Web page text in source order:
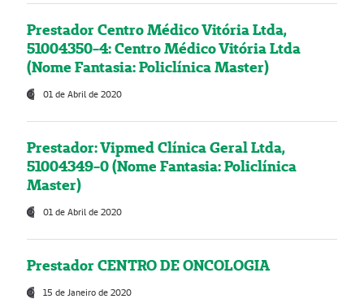
Prestador Centro Médico Vitória Ltda,
51004350-4: Centro Médico Vitória Ltda
(Nome Fantasia: Policlínica Master)
01 de Abril de 2020
Prestador: Vipmed Clínica Geral Ltda,
51004349-0 (Nome Fantasia: Policlínica
Master)
01 de Abril de 2020
Prestador CENTRO DE ONCOLOGIA
15 de Janeiro de 2020